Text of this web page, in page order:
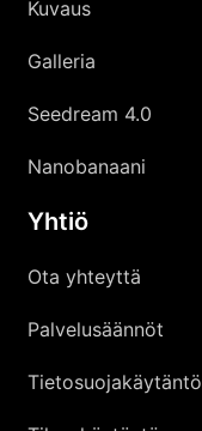
Kuvaus
Galleria
Seedream 4.0
Nanobanaani
Yhtiö
Ota yhteyttä
Palvelusäännöt
Tietosuojakäytäntö